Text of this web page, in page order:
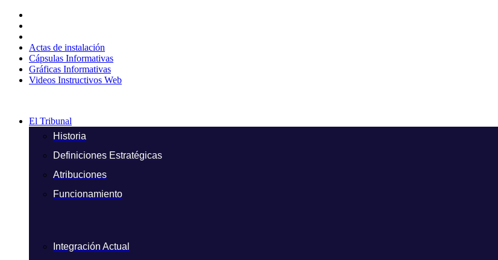
contenido
Actas de instalación
Cápsulas Informativas
Gráficas Informativas
Videos Instructivos Web
El Tribunal
Historia
Definiciones Estratégicas
Atribuciones
Funcionamiento
Integración Actual